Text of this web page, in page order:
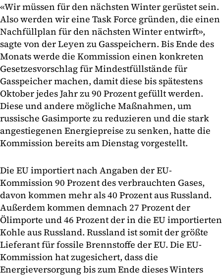
«Wir müssen für den nächsten Winter gerüstet sein.
Also werden wir eine Task Force gründen, die einen
Nachfüllplan für den nächsten Winter entwirft»,
sagte von der Leyen zu Gasspeichern. Bis Ende des
Monats werde die Kommission einen konkreten
Gesetzesvorschlag für Mindestfüllstände für
Gasspeicher machen, damit diese bis spätestens
Oktober jedes Jahr zu 90 Prozent gefüllt werden.
Diese und andere mögliche Maßnahmen, um
russische Gasimporte zu reduzieren und die stark
angestiegenen Energiepreise zu senken, hatte die
Kommission bereits am Dienstag vorgestellt.
Die EU importiert nach Angaben der EU-
Kommission 90 Prozent des verbrauchten Gases,
davon kommen mehr als 40 Prozent aus Russland.
Außerdem kommen demnach 27 Prozent der
Ölimporte und 46 Prozent der in die EU importierten
Kohle aus Russland. Russland ist somit der größte
Lieferant für fossile Brennstoffe der EU. Die EU-
Kommission hat zugesichert, dass die
Energieversorgung bis zum Ende dieses Winters